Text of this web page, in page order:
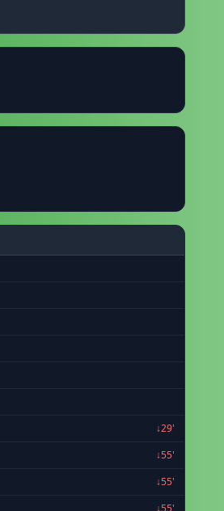
↓29'
↓55'
↓55'
↓55'